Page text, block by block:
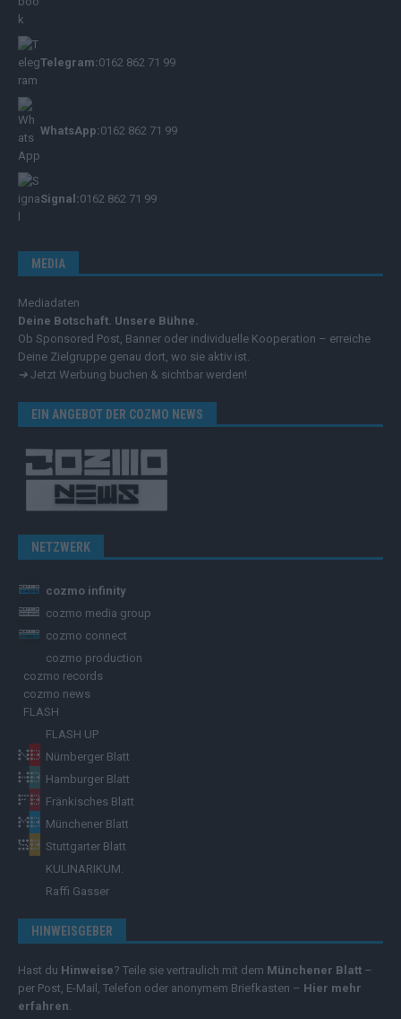
Telegram:0162 862 71 99
WhatsApp:0162 862 71 99
Signal:0162 862 71 99
MEDIA
Mediadaten
Deine Botschaft. Unsere Bühne.
Ob Sponsored Post, Banner oder individuelle Kooperation – erreiche
Deine Zielgruppe genau dort, wo sie aktiv ist.
➔ Jetzt Werbung buchen & sichtbar werden!
EIN ANGEBOT DER COZMO NEWS
NETZWERK
cozmo infinity
cozmo media group
cozmo connect
cozmo production
cozmo records
cozmo news
FLASH
FLASH UP
Nürnberger Blatt
Hamburger Blatt
Fränkisches Blatt
Münchener Blatt
Stuttgarter Blatt
KULINARIKUM.
Raffi Gasser
HINWEISGEBER
Hast du Hinweise? Teile sie vertraulich mit dem Münchener Blatt –
per Post, E-Mail, Telefon oder anonymem Briefkasten – Hier mehr
erfahren